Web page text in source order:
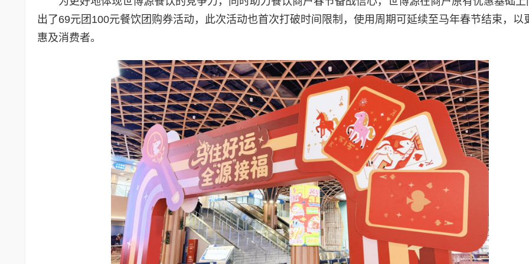
出了69元团100元餐饮团购券活动，此次活动也首次打破时间限制，使用周期可延续至马年春节结束，以
惠及消费者。